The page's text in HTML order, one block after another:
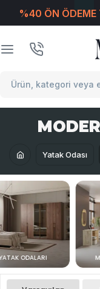
%40 ÖN ÖDEME
Yatak Odası
ODALARI
T-Soft